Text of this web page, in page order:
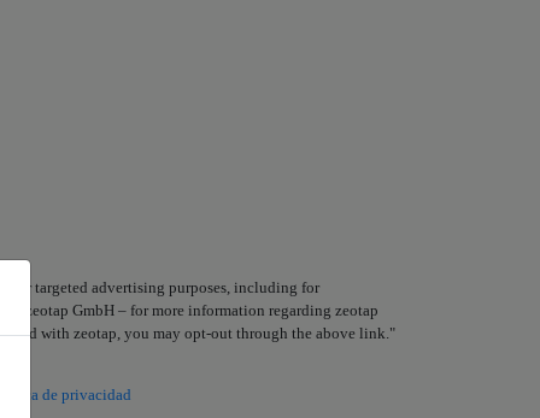
for targeted advertising purposes, including for
zeotap GmbH – for more information regarding zeotap
with zeotap, you may opt-out through the above link."
de privacidad